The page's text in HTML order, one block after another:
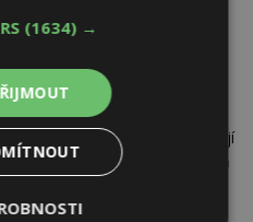
součástí vnějšího
můžeme být přátelé.
válku. Dodatečné zateplení
Při
vložena mezi krokve) je
další nadkrokevní. Dále existují
které mají zároveň
(1634) →